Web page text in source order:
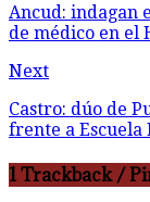
Ancud: indagan
de médico en el
Next
Castro: dúo de
frente a Escuela
1 Trackback /